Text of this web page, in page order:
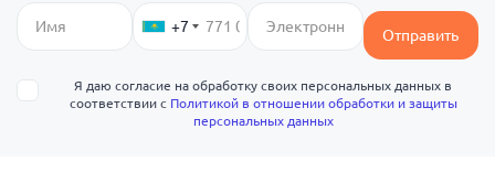
+7 Отправить
Я даю согласие на обработку своих персональных данных в
соответствии с Политикой в отношении обработки и защиты
персональных данных